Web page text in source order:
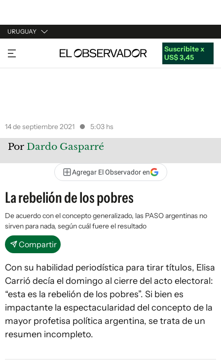
URUGUAY
URUGUAY
ARGENTINA
Suscribite x
US$ 3,45
14 de septiembre 2021 5:03 hs
Por Dardo Gasparré
Agregar El Observador en
La rebelión de los pobres
De acuerdo con el concepto generalizado, las PASO argentinas no
sirven para nada, según cuál fuere el resultado
Compartir
Con su habilidad periodística para tirar títulos, Elisa
Carrió decía el domingo al cierre del acto electoral:
“esta es la rebelión de los pobres”. Si bien es
impactante la espectacularidad del concepto de la
mayor profetisa política argentina, se trata de un
resumen incompleto.